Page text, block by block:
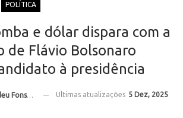
POLÍTICA
e dólar dispara com a
de Flávio Bolsonaro
à presidência
Fonseca Ultimas atualizações 5 Dez, 2025